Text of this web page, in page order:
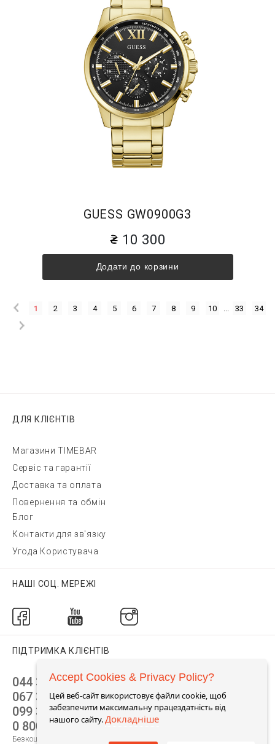
GUESS GW0900G3
10 300
Додати до корзини
1 2 3 4 5 6 7 8 9 10 33 34
ДЛЯ КЛІЄНТІВ
Магазини TIMEBAR
Сервіс та гарантії
Доставка та оплата
Повернення та обмін
Блог
Контакти для зв'язку
Угода Користувача
НАШІ СОЦ. МЕРЕЖІ
ПІДТРИМКА КЛІЄНТІВ
044 392 44 45
067 344 14 44 (viber)
099 399 23 80
0 800 305 805
Безкоштовно по Україні
Accept Cookies & Privacy Policy?
Цей веб-сайт використовує файли cookie, щоб
забезпечити максимальну працездатність від
нашого сайту.Докладніше